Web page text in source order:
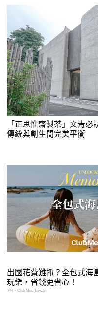
「正思惟齋製茶」文青
傳統與創生間完美平衡
出國花費難抓？全包式海
玩樂，省錢更省心！
PR・Club Med Taiwan